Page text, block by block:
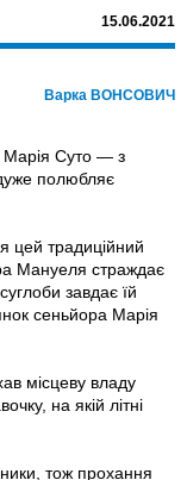
15.06.2021
Варка ВОНСОВИЧ
Марія Суто — з
полюбляє
цей традиційний
Мануеля страждає
завдає їй
сеньйора Марія
місцеву владу
на якій літні
тож прохання